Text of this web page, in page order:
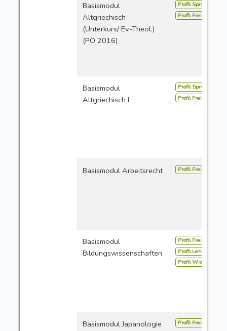
Basismodul
Altgriechisch
(Unterkurs/ Ev.-Theol.)
(PO 2016)
Profil Sprachen
Profil Freie Studien
Basismodul
Altgriechisch I
Profil Sprachen
Profil Freie Studien
Basismodul Arbeitsrecht Profil Freie Studien
Basismodul
Bildungswissenschaften
Profil Freie Studien
Profil Lehramt
Profil
Basismodul Japanologie Profil Freie Studien